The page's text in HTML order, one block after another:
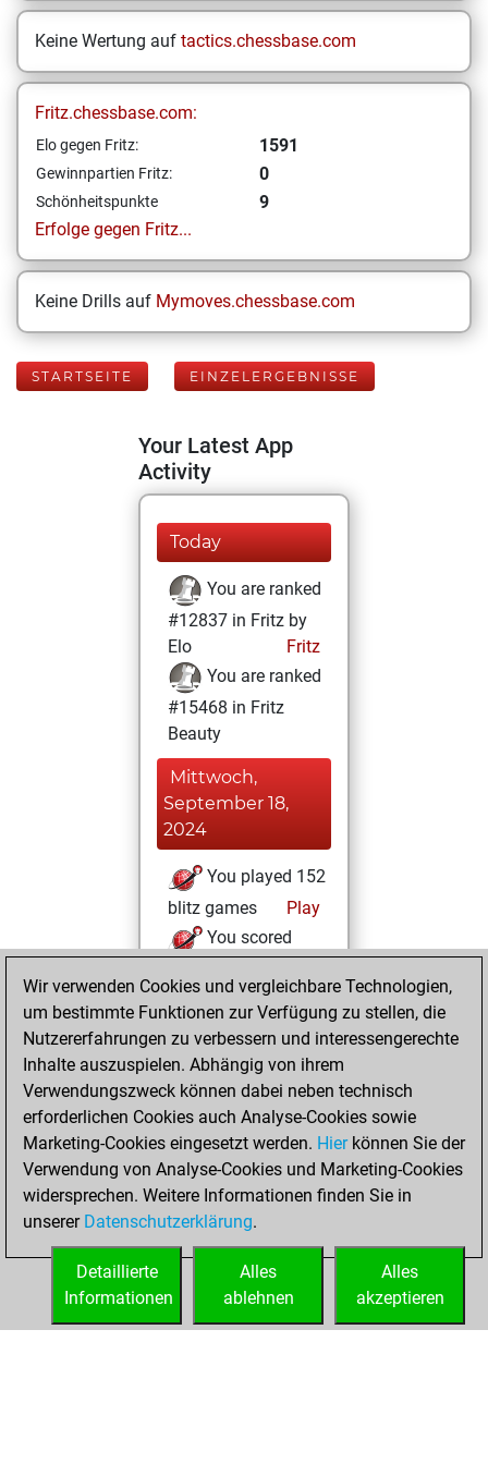
Keine Wertung auf tactics.chessbase.com
Fritz.chessbase.com:
Elo gegen Fritz: 1591
Gewinnpartien Fritz: 0
Schönheitspunkte
9
Erfolge gegen Fritz...
Keine Drills auf Mymoves.chessbase.com
STARTSEITE EINZELERGEBNISSE
Your Latest App
Activity
Today
You are ranked
#12837 in Fritz by
Elo
Fritz
You are ranked
#15468 in Fritz
Beauty
Mittwoch,
September 18,
2024
You played 152
blitz games
Play
You scored
Mittwoch, Juli 24,
2024
You achieved a
BeautyScore of 9
Fritz
You
achieved a new Elo
of 1591
You created
your Fritz account
Wir verwenden Cookies und vergleichbare Technologien,
um bestimmte Funktionen zur Verfügung zu stellen, die
Nutzererfahrungen zu verbessern und interessengerechte
Inhalte auszuspielen. Abhängig von ihrem
Verwendungszweck können dabei neben technisch
erforderlichen Cookies auch Analyse-Cookies sowie
Marketing-Cookies eingesetzt werden. Hierkönnen Sie der
Verwendung von Analyse-Cookies und Marketing-Cookies
widersprechen. Weitere Informationen finden Sie in
unserer Datenschutzerklärung.
Alles
akzeptieren
Alles
ablehnen
Detaillierte
Informationen